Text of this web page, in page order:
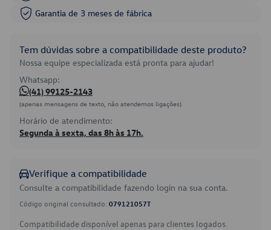
Garantia de 3 meses de fábrica
Tem dúvidas sobre a compatibilidade deste produto?
Nossa equipe especializada está pronta para ajudar!
Whatsapp:
(41) 99125-2143
(apenas mensagens de texto, não atendemos ligações)
Horário de atendimento:
Segunda à sexta, das 8h às 17h.
Verifique a compatibilidade
Consulte a compatibilidade fazendo login na sua conta.
Código original consultado: 079121057T
Compatibilidade disponível apenas para clientes logados.